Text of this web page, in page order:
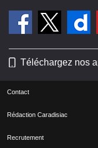
Téléchargez nos
Contact
Rédaction Caradisiac
Recrutement